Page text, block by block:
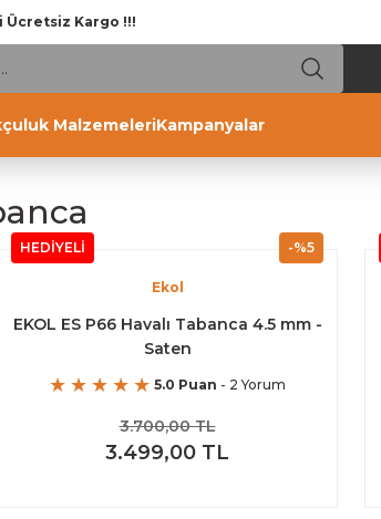
Ücretsiz Kargo !!!
MalzemeleriKampanyalar
-%5
HEDİYELİ
Ekol
EKOL ES P66 Havalı Tabanca 4.5 mm -
Saten
5.0 Puan - 2 Yorum
3.700,00 TL
3.499,00 TL